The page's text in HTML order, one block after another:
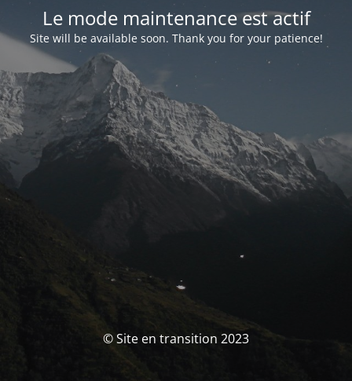
Le mode maintenance est actif
Site will be available soon. Thank you for your patience!
© Site en transition 2023